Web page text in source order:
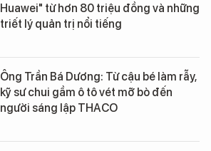
Huawei" từ hơn 80 triệu đồng và những
triết lý quản trị nổi tiếng
Ông Trần Bá Dương: Từ cậu bé làm rẫy,
kỹ sư chui gầm ô tô vét mỡ bò đến
người sáng lập THACO